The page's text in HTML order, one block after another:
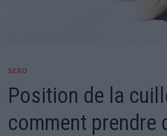
SEXO
Position de la
comment prendre